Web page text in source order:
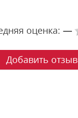
оценка: —
Добавить отзыв